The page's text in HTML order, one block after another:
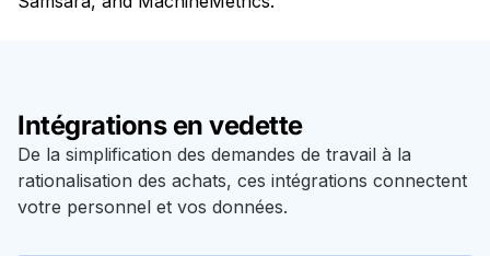
Intégrations en vedette
De la simplification des demandes de travail à la
rationalisation des achats, ces intégrations connectent
votre personnel et vos données.